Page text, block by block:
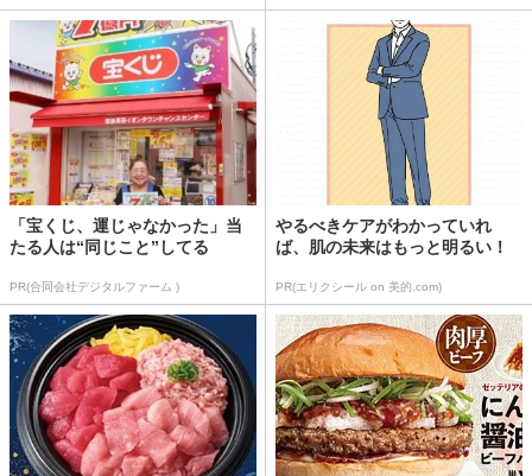
「宝くじ、運じゃなかった」当
たる人は“同じこと”してる
PR(合同会社デジタルファーム )
やるべきケアがわかっていれ
ば、肌の未来はもっと明るい！
PR(エリクシール on 美的.com)